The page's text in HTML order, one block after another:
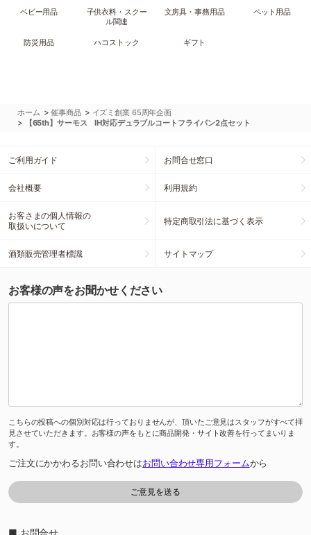
ベビー用品
子供衣料・スクー
ル関連
文房具・事務用品 ペット用品
防災用品 ハコストック ギフト
ホーム >催事商品 > イズミ創業 65周年企画
> 【65th】サーモス IH対応デュラブルコートフライパン2点セット
ご利用ガイド お問合せ窓口
会社概要 利用規約
お客さまの個人情報の
取扱いについて
特定商取引法に基づく表示
酒類販売管理者標識 サイトマップ
お客様の声をお聞かせください
こちらの投稿への個別対応は行っておりませんが、頂いたご意見はスタッフがすべて拝
見させていただきます。お客様の声をもとに商品開発・サイト改善を行ってまいりま
す。
ご注文にかかわるお問い合わせはお問い合わせ専用フォームから
■ お問合せ